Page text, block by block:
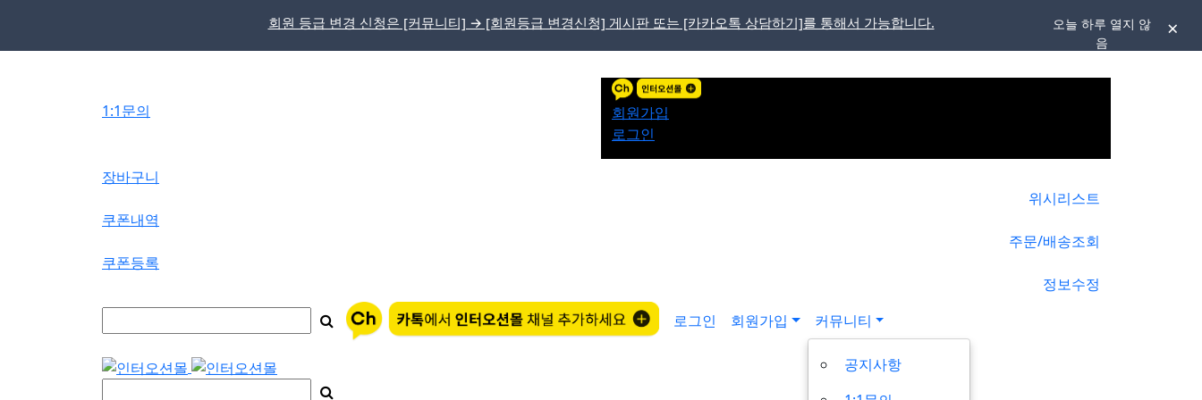
회원 등급 변경 신청은 [커뮤니티] → [회원등급 변경신청] 게시판 또는 [카카오톡 상담하기]를 통해서 가능합니다.
오늘 하루 열지 않
음
튼
1:1문의
회원가입
로그인
장바구니
위시리스트
쿠폰내역
주문/배송조회
쿠폰등록
정보수정
로그인
회원가입 커뮤니티
공지사항